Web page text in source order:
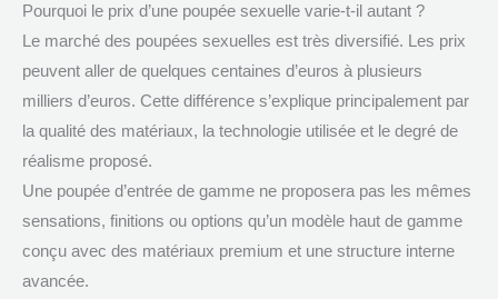
Pourquoi le prix d’une poupée sexuelle varie-t-il autant ?
Le marché des poupées sexuelles est très diversifié. Les prix
peuvent aller de quelques centaines d’euros à plusieurs
milliers d’euros. Cette différence s’explique principalement par
la qualité des matériaux, la technologie utilisée et le degré de
réalisme proposé.
Une poupée d’entrée de gamme ne proposera pas les mêmes
sensations, finitions ou options qu’un modèle haut de gamme
conçu avec des matériaux premium et une structure interne
avancée.